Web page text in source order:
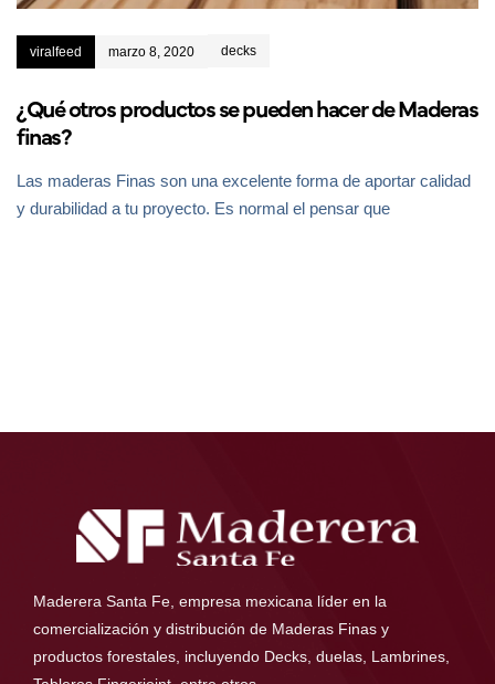
viralfeed marzo 8, 2020 decks
¿Qué otros productos se pueden hacer de Maderas
finas?
Las maderas Finas son una excelente forma de aportar calidad
y durabilidad a tu proyecto. Es normal el pensar que
Maderera Santa Fe, empresa mexicana líder en la
comercialización y distribución de Maderas Finas y
productos forestales, incluyendo Decks, duelas, Lambrines,